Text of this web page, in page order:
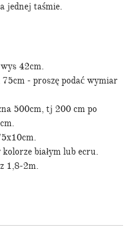
jednej taśmie.
42cm.
- proszę podać wymiar
500cm, tj 200 cm po
białym lub ecru.
1,8-2m.